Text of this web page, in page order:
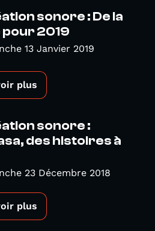
sonore : De la
pour 2019
13 Janvier 2019
plus
sonore :
des histoires à
23 Décembre 2018
plus